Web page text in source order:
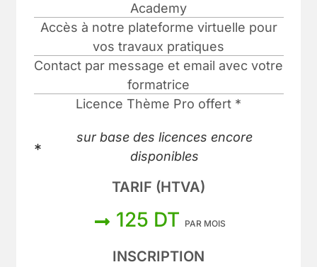
Academy
Accès à notre plateforme virtuelle pour
vos travaux pratiques
Contact par message et email avec votre
formatrice
Licence Thème Pro offert *
sur base des licences encore
disponibles
TARIF (HTVA)
125 DT PAR MOIS
INSCRIPTION